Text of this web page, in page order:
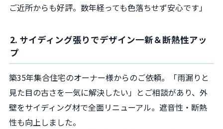
ご近所からも好評。数年経っても色落ちせず安心です」
2. サイディング張りでデザイン一新＆断熱性アッ
プ
築35年集合住宅のオーナー様からのご依頼。「雨漏りと
見た目の古さを一気に解決したい」とご相談があり、外
壁をサイディング材で全面リニューアル。遮音性・断熱
性も向上しました。